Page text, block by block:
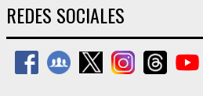
REDES SOCIALES